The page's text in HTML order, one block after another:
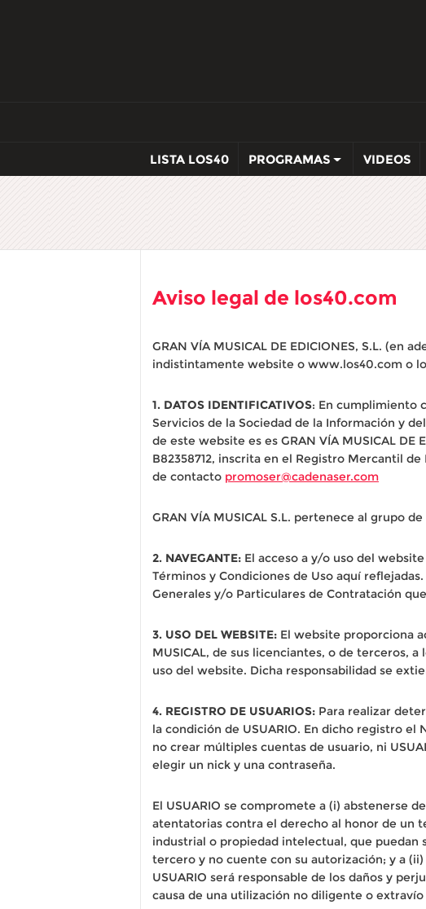
LISTA LOS40 PROGRAMAS VIDEOS
Aviso legal de los40.com
GRAN VÍA MUSICAL DE EDICIONES, S.L. (en
indistintamente website o www.los40.com o
1. DATOS IDENTIFICATIVOS: En cumplimiento
Servicios de la Sociedad de la Información y
de este website es es GRAN VÍA MUSICAL DE
B82358712, inscrita en el Registro Mercantil
de contacto promoser@cadenaser.com
GRAN VÍA MUSICAL S.L. pertenece al grupo
2. NAVEGANTE: El acceso a y/o uso del
Términos y Condiciones de Uso aquí
Generales y/o Particulares de Contratación
3. USO DEL WEBSITE: El website proporciona
MUSICAL, de sus licenciantes, o de terceros, a
uso del website. Dicha responsabilidad se
4. REGISTRO DE USUARIOS: Para realizar
la condición de USUARIO. En dicho registro
no crear múltiples cuentas de usuario, ni
elegir un nick y una contraseña.
El USUARIO se compromete a (i) abstenerse
atentatorias contra el derecho al honor de un
industrial o propiedad intelectual, que puedan
tercero y no cuente con su autorización; y a
USUARIO será responsable de los daños y
causa de una utilización no diligente o extravío